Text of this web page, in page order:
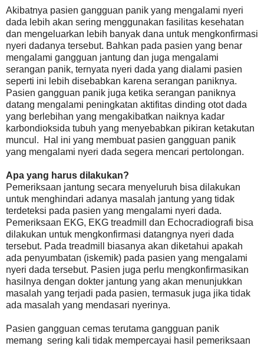
Akibatnya pasien gangguan panik yang mengalami nyeri
dada lebih akan sering menggunakan fasilitas kesehatan
dan mengeluarkan lebih banyak dana untuk mengkonfirmasi
nyeri dadanya tersebut. Bahkan pada pasien yang benar
mengalami gangguan jantung dan juga mengalami
serangan panik, ternyata nyeri dada yang dialami pasien
seperti ini lebih disebabkan karena serangan paniknya.
Pasien gangguan panik juga ketika serangan paniknya
datang mengalami peningkatan aktifitas dinding otot dada
yang berlebihan yang mengakibatkan naiknya kadar
karbondioksida tubuh yang menyebabkan pikiran ketakutan
muncul. Hal ini yang membuat pasien gangguan panik
yang mengalami nyeri dada segera mencari pertolongan.
Apa yang harus dilakukan?
Pemeriksaan jantung secara menyeluruh bisa dilakukan
untuk menghindari adanya masalah jantung yang tidak
terdeteksi pada pasien yang mengalami nyeri dada.
Pemeriksaan EKG, EKG treadmill dan Echocradiografi bisa
dilakukan untuk mengkonfirmasi datangnya nyeri dada
tersebut. Pada treadmill biasanya akan diketahui apakah
ada penyumbatan (iskemik) pada pasien yang mengalami
nyeri dada tersebut. Pasien juga perlu mengkonfirmasikan
hasilnya dengan dokter jantung yang akan menunjukkan
masalah yang terjadi pada pasien, termasuk juga jika tidak
ada masalah yang mendasari nyerinya.
Pasien gangguan cemas terutama gangguan panik
memang sering kali tidak mempercayai hasil pemeriksaan